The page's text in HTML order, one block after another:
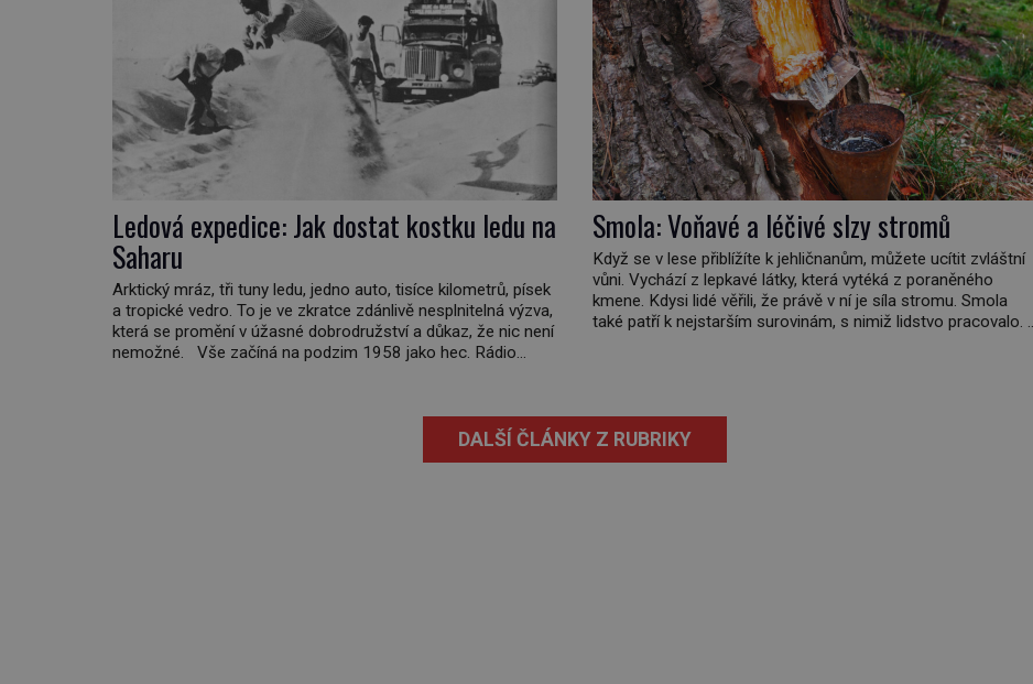
Ledová expedice: Jak dostat kostku ledu na
Saharu
Arktický mráz, tři tuny ledu, jedno auto, tisíce kilometrů, písek
a tropické vedro. To je ve zkratce zdánlivě nesplnitelná výzva,
která se promění v úžasné dobrodružství a důkaz, že nic není
nemožné. Vše začíná na podzim 1958 jako hec. Rádio
Smola: Voňavé a léčivé slzy stromů
Když se v lese přiblížíte k jehličnanům, můžete ucítit zvláštní
vůni. Vychází z lepkavé látky, která vytéká z poraněného
kmene. Kdysi lidé věřili, že právě v ní je síla stromu. Smola
také patří k nejstarším surovinám, s nimiž lidstvo pracovalo.
DALŠÍ ČLÁNKY Z RUBRIKY